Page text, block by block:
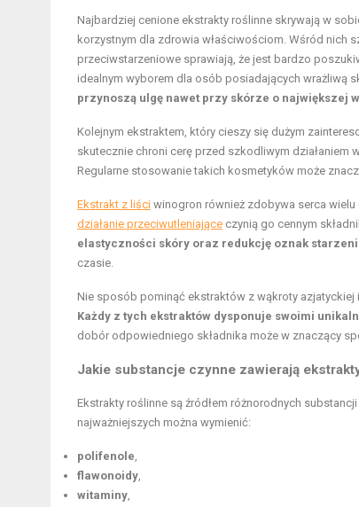
Najbardziej cenione ekstrakty roślinne skrywają w
korzystnym dla zdrowia właściwościom. Wśród nich
przeciwstarzeniowe sprawiają, że jest bardzo
idealnym wyborem dla osób posiadających wrażliwą
przynoszą ulgę nawet przy skórze o największej
Kolejnym ekstraktem, który cieszy się dużym
skutecznie chroni cerę przed szkodliwym działaniem
Regularne stosowanie takich kosmetyków może
Ekstrakt z liści winogron również zdobywa serca
działanie przeciwutleniające czynią go cennym
elastyczności skóry oraz redukcję oznak
czasie.
Nie sposób pominąć ekstraktów z wąkroty azjatyckiej
Każdy z tych ekstraktów dysponuje swoimi
dobór odpowiedniego składnika może w znaczący
Jakie substancje czynne zawierają
Ekstrakty roślinne są źródłem różnorodnych
najważniejszych można wymienić:
polifenole,
flawonoidy,
witaminy,